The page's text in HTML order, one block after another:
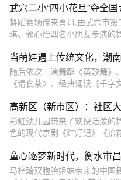
武穴二小“四小花旦”夺全
舞蹈赛场传来喜讯,由武穴市
琪、郭心怡四名小朋友参演的
当萌娃遇上传统文化，潮
随后依次上演舞蹈《英歌舞》
《请食茶》、经典诵读《千
高新区（新市区）：社区
彩虹幼儿园带来了欢快活泼的
色的现代京剧《红灯记》《抬
童心逐梦新时代，衡水市
马梓琦双胞胎姐妹带来的中国